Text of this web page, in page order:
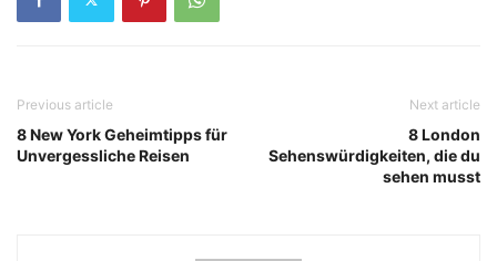
Previous article
8 New York Geheimtipps für
Unvergessliche Reisen
Next article
8 London
Sehenswürdigkeiten, die du
sehen musst